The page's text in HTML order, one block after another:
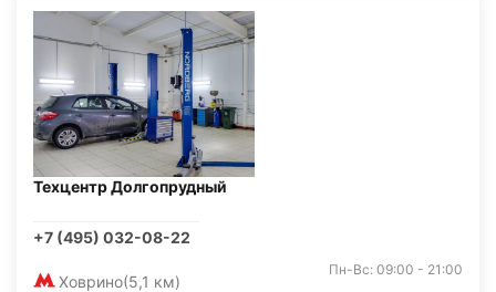
Техцентр Долгопрудный
+7 (495) 032-08-22
Ховрино(5,1 км)
Пн-Вс: 09:00 - 21:00